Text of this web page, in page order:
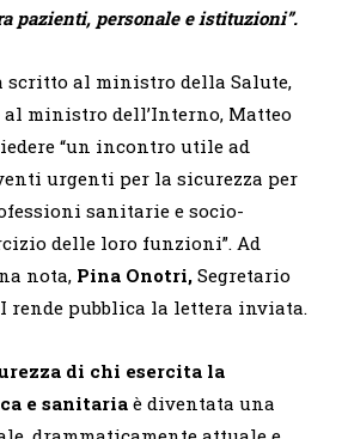
pazienti, personale e istituzioni”.
scritto al ministro della Salute,
ministro dell’Interno, Matteo
“un incontro utile ad
urgenti per la sicurezza per
sanitarie e socio-
delle loro funzioni”. Ad
nota, Pina Onotri, Segretario
rende pubblica la lettera inviata.
di chi esercita la
e sanitaria è diventata una